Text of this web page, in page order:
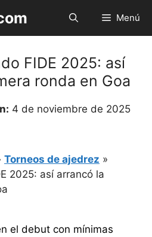
Menú
FIDE 2025: así
ronda en Goa
4 de noviembre de 2025
Torneos de ajedrez »
2025: así arrancó la
el debut con mínimas